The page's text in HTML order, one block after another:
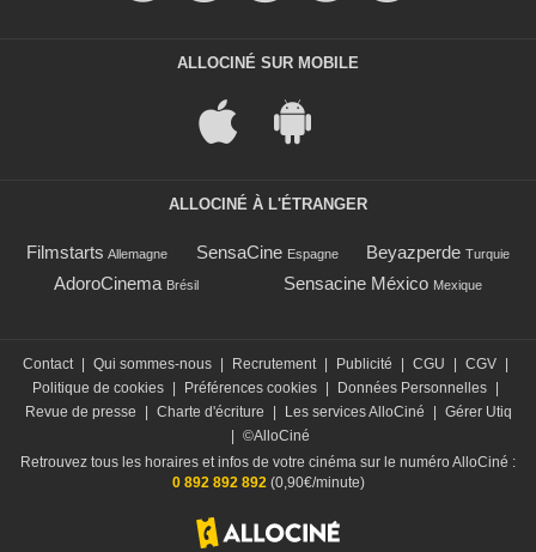
ALLOCINÉ SUR MOBILE
ALLOCINÉ À L'ÉTRANGER
Filmstarts Allemagne SensaCine Espagne Beyazperde Turquie
AdoroCinema Brésil Sensacine México Mexique
Contact | Qui sommes-nous | Recrutement | Publicité | CGU | CGV |
Politique de cookies | Préférences cookies | Données Personnelles |
Revue de presse
| Charte d'écriture | Les services AlloCiné | Gérer Utiq
| ©AlloCiné
Retrouvez tous les horaires et infos de votre cinéma sur le numéro AlloCiné :
0 892 892 892 (0,90€/minute)